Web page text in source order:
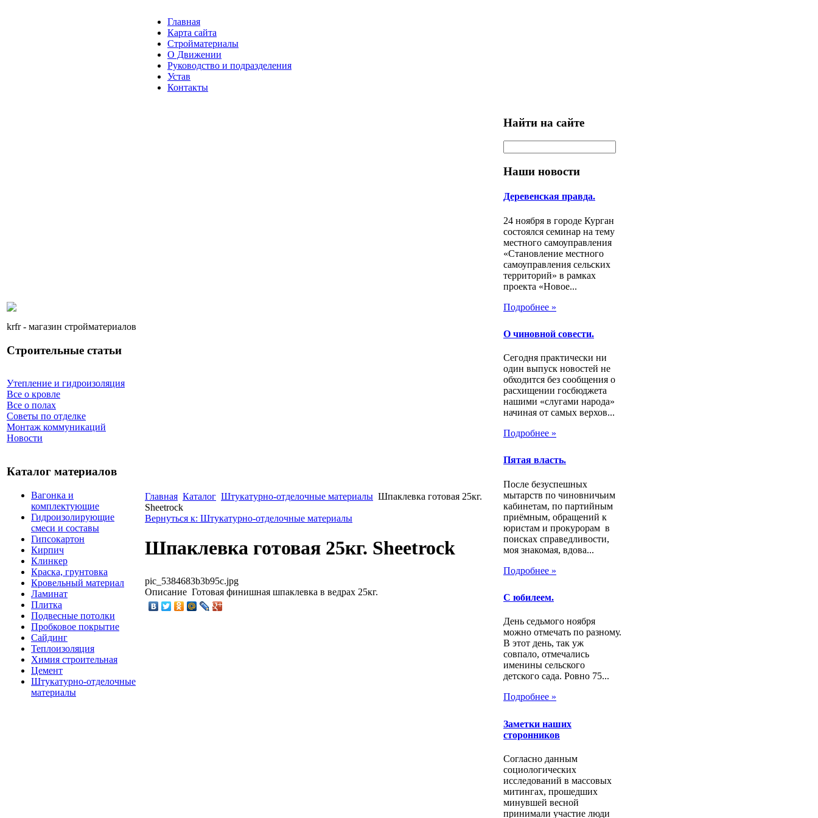
krfr - магазин стройматериалов
Строительные статьи
Утепление и гидроизоляция
Все о кровле
Все о полах
Советы по отделке
Монтаж коммуникаций
Новости
Каталог материалов
Вагонка и
комплектующие
Гидроизолирующие
смеси и составы
Гипсокартон
Кирпич
Клинкер
Краска, грунтовка
Кровельный материал
Ламинат
Плитка
Подвесные потолки
Пробковое покрытие
Сайдинг
Теплоизоляция
Химия строительная
Цемент
Штукатурно-отделочные
материалы
Главная
Карта сайта
Стройматериалы
О Движении
Руководство и подразделения
Устав
Контакты
Главная Каталог Штукатурно-отделочные материалы Шпаклевка готовая 25кг.
Sheetrock
Вернуться к: Штукатурно-отделочные материалы
Шпаклевка готовая 25кг. Sheetrock
pic_5384683b3b95c.jpg
Описание Готовая финишная шпаклевка в ведрах 25кг.
Найти на сайте
Наши новости
Деревенская правда.
24 ноября в городе Курган
состоялся семинар на тему
местного самоуправления
«Становление местного
самоуправления сельских
территорий» в рамках
проекта «Новое...
Подробнее »
О чиновной совести.
Сегодня практически ни
один выпуск новостей не
обходится без сообщения о
расхищении госбюджета
нашими «слугами народа»
начиная от самых верхов...
Подробнее »
Пятая власть.
После безуспешных
мытарств по чиновничьим
кабинетам, по партийным
приёмным, обращений к
юристам и прокурорам в
поисках справедливости,
моя знакомая, вдова...
Подробнее »
С юбилеем.
День седьмого ноября
можно отмечать по разному.
В этот день, так уж
совпало, отмечались
именины сельского
детского сада. Ровно 75...
Подробнее »
Заметки наших
сторонников
Согласно данным
социологических
исследований в массовых
митингах, прошедших
минувшей весной
принимали участие люди